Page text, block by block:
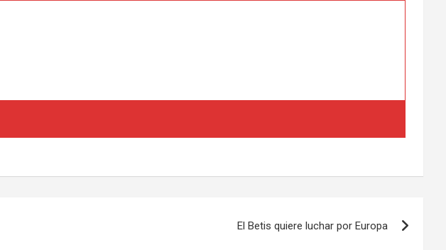
El Betis quiere luchar por Europa